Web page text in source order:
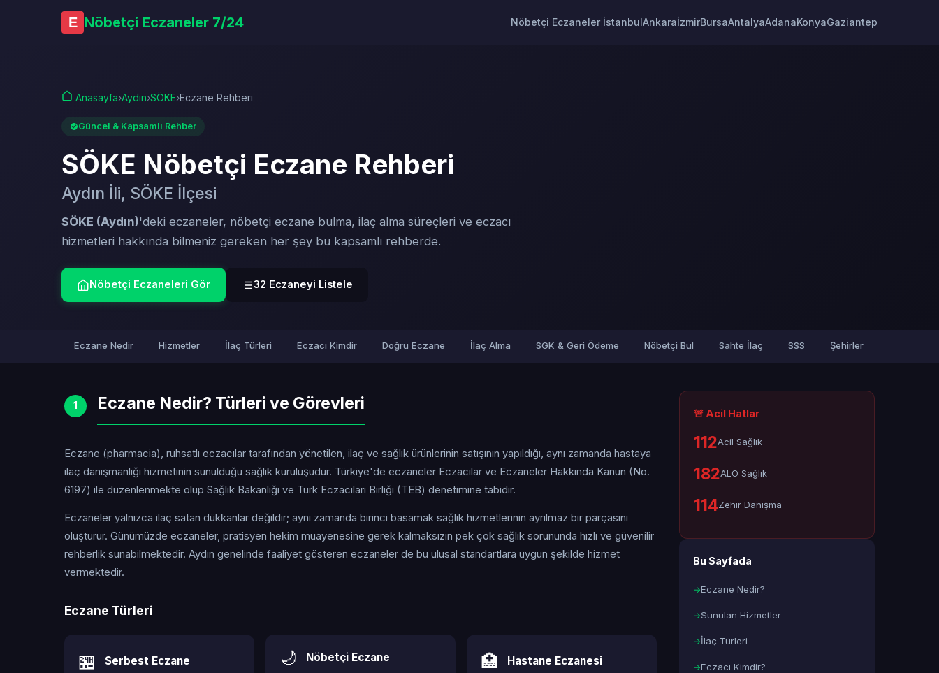
E Nöbetçi Eczaneler 7/24 Nöbetçi Eczaneler İstanbulAnkaraİzmirBursaAntalyaAdanaKonyaGaziantep
Anasayfa›Aydın›SÖKE›Eczane Rehberi
Güncel & Kapsamlı Rehber
SÖKE Nöbetçi Eczane Rehberi
Aydın İli, SÖKE İlçesi
SÖKE (Aydın)'deki eczaneler, nöbetçi eczane bulma, ilaç alma süreçleri ve eczacı
hizmetleri hakkında bilmeniz gereken her şey bu kapsamlı rehberde.
Nöbetçi Eczaneleri Gör 32 Eczaneyi Listele
Eczane Nedir Hizmetler İlaç Türleri Eczacı Kimdir Doğru Eczane İlaç Alma SGK & Geri Ödeme Nöbetçi Bul Sahte İlaç SSS Şehirler
1 Eczane Nedir? Türleri ve Görevleri
Eczane (pharmacia), ruhsatlı eczacılar tarafından yönetilen, ilaç ve sağlık ürünlerinin satışının yapıldığı, aynı zamanda hastaya
ilaç danışmanlığı hizmetinin sunulduğu sağlık kuruluşudur. Türkiye'de eczaneler Eczacılar ve Eczaneler Hakkında Kanun (No.
6197) ile düzenlenmekte olup Sağlık Bakanlığı ve Türk Eczacıları Birliği (TEB) denetimine tabidir.
Eczaneler yalnızca ilaç satan dükkanlar değildir; aynı zamanda birinci basamak sağlık hizmetlerinin ayrılmaz bir parçasını
oluşturur. Günümüzde eczaneler, pratisyen hekim muayenesine gerek kalmaksızın pek çok sağlık sorununda hızlı ve güvenilir
rehberlik sunabilmektedir. Aydın genelinde faaliyet gösteren eczaneler de bu ulusal standartlara uygun şekilde hizmet
vermektedir.
Eczane Türleri
🏪 Serbest Eczane 🌙 Nöbetçi Eczane 🏥 Hastane Eczanesi
🚨 Acil Hatlar
112Acil Sağlık
182ALO Sağlık
114Zehir Danışma
Bu Sayfada
Eczane Nedir?
Sunulan Hizmetler
İlaç Türleri
Eczacı Kimdir?